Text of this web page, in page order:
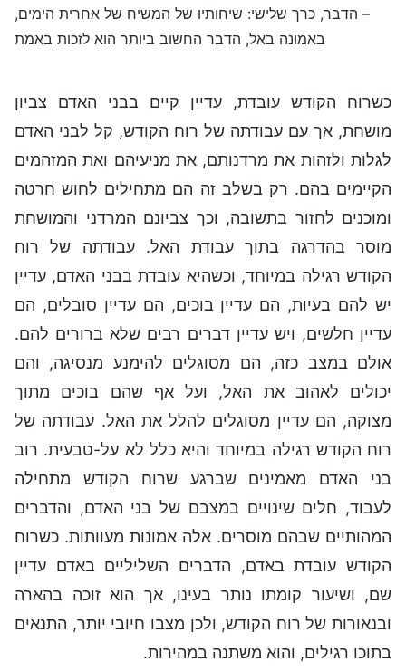
– הדבר, כרך שלישי: שיחותיו של המשיח של אחרית הימים,
באמונה באל, הדבר החשוב ביותר הוא לזכות באמת
כשרוח הקודש עובדת, עדיין קיים בבני האדם צביון
מושחת, אך עם עבודתה של רוח הקודש, קל לבני האדם
לגלות ולזהות את מרדנותם, את מניעיהם ואת המזהמים
הקיימים בהם. רק בשלב זה הם מתחילים לחוש חרטה
ומוכנים לחזור בתשובה, וכך צביונם המרדני והמושחת
מוסר בהדרגה בתוך עבודת האל. עבודתה של רוח
הקודש רגילה במיוחד, וכשהיא עובדת בבני האדם, עדיין
יש להם בעיות, הם עדיין בוכים, הם עדיין סובלים, הם
עדיין חלשים, ויש עדיין דברים רבים שלא ברורים להם.
אולם במצב כזה, הם מסוגלים להימנע מנסיגה, והם
יכולים לאהוב את האל, ועל אף שהם בוכים מתוך
מצוקה, הם עדיין מסוגלים להלל את האל. עבודתה של
רוח הקודש רגילה במיוחד והיא כלל לא על-טבעית. רוב
בני האדם מאמינים שברגע שרוח הקודש מתחילה
לעבוד, חלים שינויים במצבם של בני האדם, והדברים
המהותיים שבהם מוסרים. אלה אמונות מעוותות. כשרוח
הקודש עובדת באדם, הדברים השליליים באדם עדיין
שם, ושיעור קומתו נותר בעינו, אך הוא זוכה בהארה
ובנאורות של רוח הקודש, ולכן מצבו חיובי יותר, התנאים
בתוכו רגילים, והוא משתנה במהירות.